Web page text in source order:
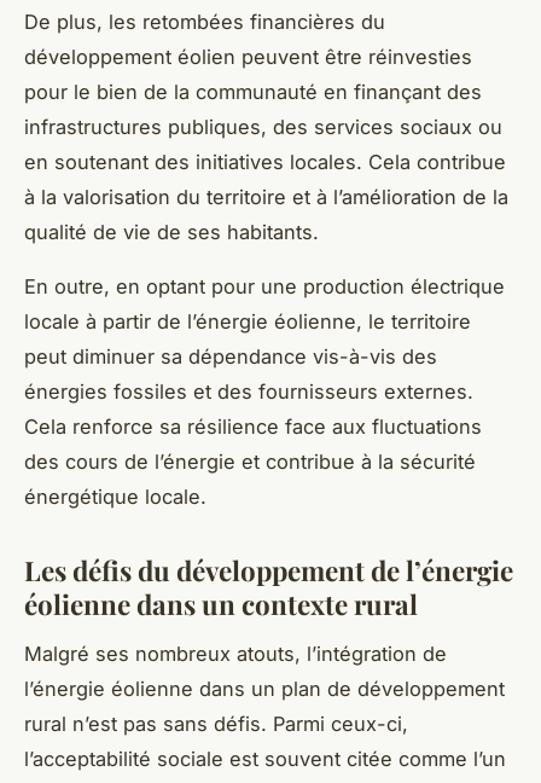
De plus, les retombées financières du
développement éolien peuvent être réinvesties
pour le bien de la communauté en finançant des
infrastructures publiques, des services sociaux ou
en soutenant des initiatives locales. Cela contribue
à la valorisation du territoire et à l’amélioration de la
qualité de vie de ses habitants.
En outre, en optant pour une production électrique
locale à partir de l’énergie éolienne, le territoire
peut diminuer sa dépendance vis-à-vis des
énergies fossiles et des fournisseurs externes.
Cela renforce sa résilience face aux fluctuations
des cours de l’énergie et contribue à la sécurité
énergétique locale.
Les défis du développement de l’énergie
éolienne dans un contexte rural
Malgré ses nombreux atouts, l’intégration de
l’énergie éolienne dans un plan de développement
rural n’est pas sans défis. Parmi ceux-ci,
l’acceptabilité sociale est souvent citée comme l’un